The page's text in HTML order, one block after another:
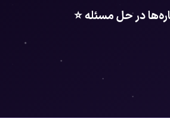
در حل مسئله ⭐